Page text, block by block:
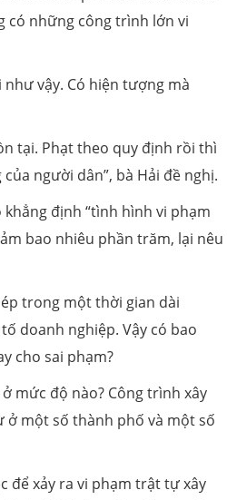
có những công trình lớn vi
vậy. Có hiện tượng mà
tại. Phạt theo quy định rồi thì
người dân”, bà Hải đề nghị.
khẳng định “tình hình vi phạm
bao nhiêu phần trăm, lại nêu
trong một thời gian dài
doanh nghiệp. Vậy có bao
cho sai phạm?
mức độ nào? Công trình xây
ở một số thành phố và một số
để xảy ra vi phạm trật tự xây